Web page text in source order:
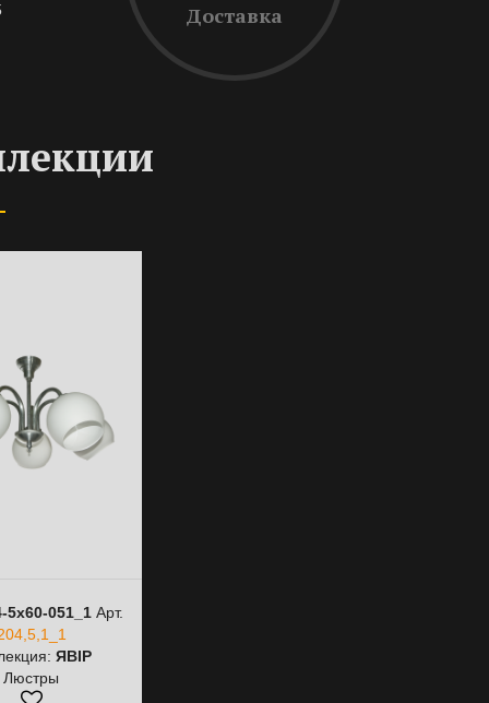
Доставка
5х60-051_1 Арт.
ЯВІР
Люстры